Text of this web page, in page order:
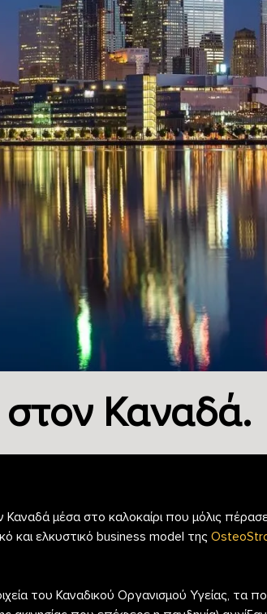
στον Καναδά.
μέσα στο καλοκαίρι που μόλις
και ελκυστικό business model της
του Καναδικού Οργανισμού Υγείας, τα